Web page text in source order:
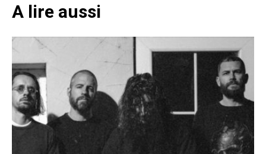
A lire aussi